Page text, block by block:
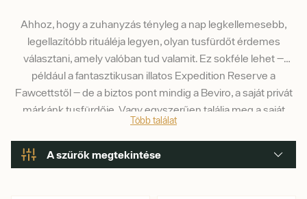
Ahhoz, hogy a zuhanyzás tényleg a nap legkellemesebb,
legellazítóbb rituáléja legyen, olyan tusfürdőt érdemes
választani, amely valóban tud valamit. Ez sokféle lehet —
például a fantasztikusan illatos Expedition Reserve a
Fawcettstől — de a biztos pont mindig a Beviro, a saját privát
márkánk tusfürdője. Vagy egyszerűen találja meg a saját
kedvencét — nálunk bőven van miből válogatni.
Több találat
A szűrők megtekintése